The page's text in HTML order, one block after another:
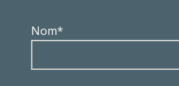
Nom*